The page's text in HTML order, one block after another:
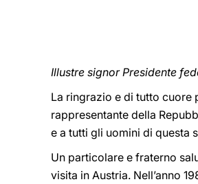
Illustre signor Presidente
La ringrazio e di tutto cuore
rappresentante della
e a tutti gli uomini di questa
Un particolare e fraterno
visita in Austria. Nell’anno